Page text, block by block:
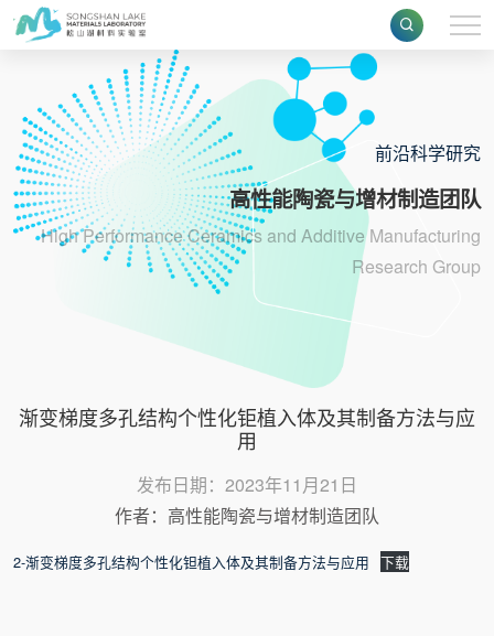
前沿科学研究
高性能陶瓷与增材制造团队
High Performance Ceramics and Additive Manufacturing
Research Group
渐变梯度多孔结构个性化钜植入体及其制备方法与应
用
发布日期：2023年11月21日
作者：高性能陶瓷与增材制造团队
2-渐变梯度多孔结构个性化钽植入体及其制备方法与应用 下载